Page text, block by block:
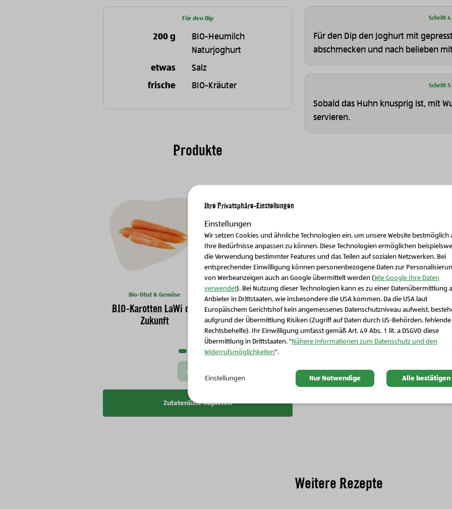
Für den Dip
200 g
BIO-Heumilch
Naturjoghurt
etwas
Salz
frische
BIO-Kräuter
Produkte
Bio-Obst & Gemüse
BIO-Karotten LaWi der
Zukunft
Bio-Fleisch, Wurst & Eier
Bio-Landhendl
Oberkeule
Bio-Fleisch, Wurst & Eier
Bio-Landhendl
Unterkeule
Vorherige Slide
Nächste Slide
Zutatenliste kopieren
Schritt 4
Für den Dip den Joghurt mit
abschmecken und nach belieben
Schritt 5
Sobald das Huhn knusprig ist, mit
servieren.
Weitere Rezepte
Schließen Sie dieses Feld
Ihre Privatsphäre-Einstellungen
Einstellungen
Wir setzen Cookies und ähnliche Technologien ein, um unsere Website bestmöglich
Ihre Bedürfnisse anpassen zu können. Diese Technologien ermöglichen
die Verwendung bestimmter Features und das Teilen auf sozialen Netzwerken. Bei
entsprechender Einwilligung können personenbezogene Daten zur
von Werbeanzeigen auch an Google übermittelt werden (Wie Google Ihre Daten
verwendet). Bei Nutzung dieser Technologien kann es zu einer Datenübermittlung
Anbieter in Drittstaaten, wie insbesondere die USA kommen. Da die USA laut
Europäischem Gerichtshof kein angemessenes Datenschutzniveau aufweist,
aufgrund der Übermittlung Risiken (Zugriff auf Daten durch US-Behörden, fehlende
Rechtsbehelfe). Ihr Einwilligung umfasst gemäß Art. 49 Abs. 1 lit. a DSGVO diese
Übermittlung in Drittstaaten. "Nähere Informationen zum Datenschutz und den
Widerrufsmöglichkeiten".
Einstellungen Nur Notwendige Alle bestätigen